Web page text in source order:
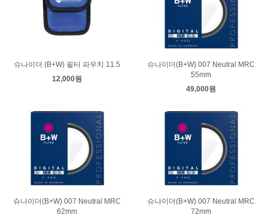
슈나이더 (B+W) 필터 파우치 11.5
12,000원
슈나이더(B+W) 007 Neutral MRC
55mm
49,000원
슈나이더(B+W) 007 Neutral MRC
62mm
슈나이더(B+W) 007 Neutral MRC
72mm